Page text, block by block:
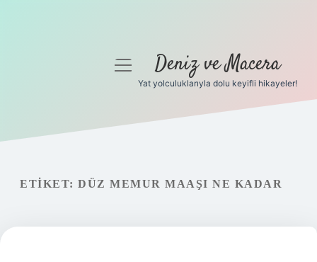
Gizlilik Politikası
menüyüDeniz ve Macera
Yat yolculuklarıyla dolu keyifli hikayeler!
ETIKET: DÜZ MEMUR MAAŞI NE KADAR